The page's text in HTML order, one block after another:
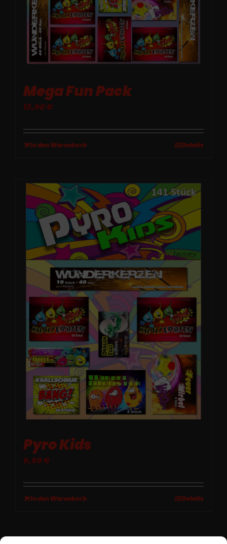
Mega Fun Pack
13,90€
In den Warenkorb Details
Pyro Kids
9,90€
In den Warenkorb Details